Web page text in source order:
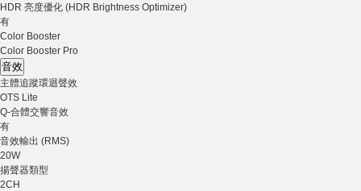
HDR 亮度優化 (HDR Brightness Optimizer)
有
Color Booster
Color Booster Pro
音效
主體追蹤環迴聲效
OTS Lite
Q-合體交響音效
有
音效輸出 (RMS)
20W
揚聲器類型
2CH